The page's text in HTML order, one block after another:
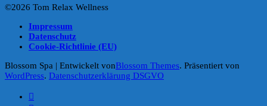
©2026 Tom Relax Wellness
Impressum
Datenschutz
Cookie-Richtlinie (EU)
Blossom Spa | Entwickelt vonBlossom Themes. Präsentiert von
WordPress. Datenschutzerklärung DSGVO